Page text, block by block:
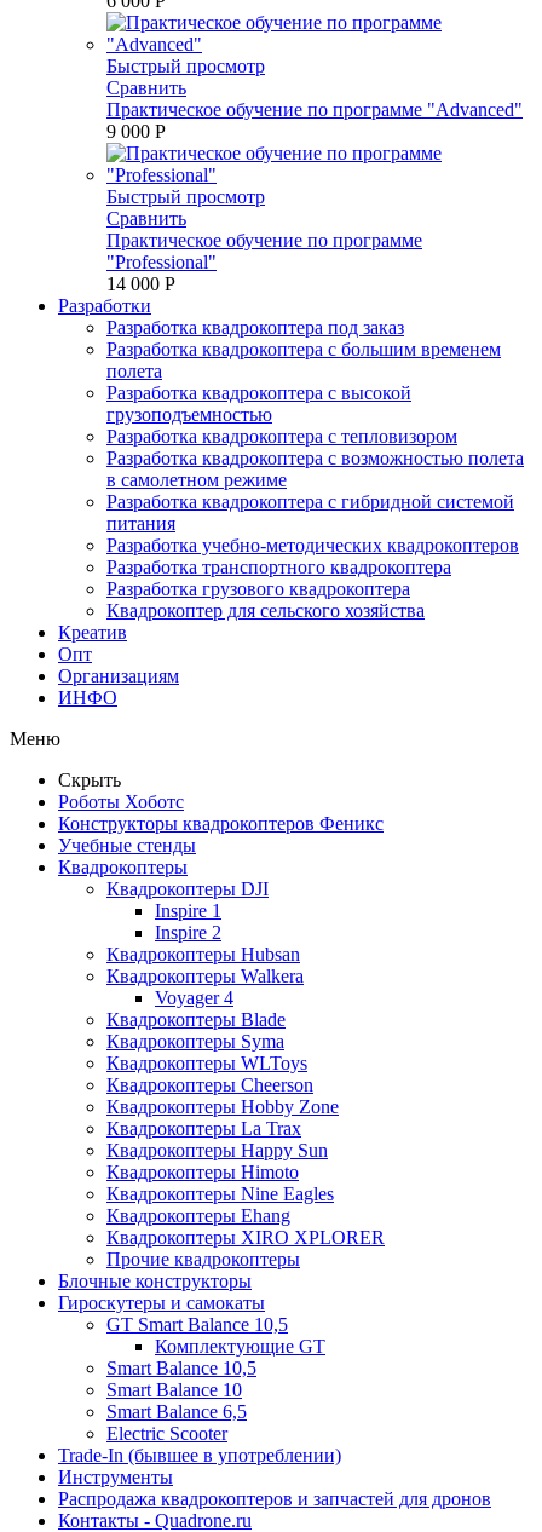
Быстрый просмотр
Сравнить
Практическое обучение по программе "Advanced"
9 000 P
Быстрый просмотр
Сравнить
Практическое обучение по программе
"Professional"
14 000 P
Разработки
Разработка квадрокоптера под заказ
Разработка квадрокоптера с большим временем
полета
Разработка квадрокоптера с высокой
грузоподъемностью
Разработка квадрокоптера с тепловизором
Разработка квадрокоптера с возможностью полета
в самолетном режиме
Разработка квадрокоптера с гибридной системой
питания
Разработка учебно-методических квадрокоптеров
Разработка транспортного квадрокоптера
Разработка грузового квадрокоптера
Квадрокоптер для сельского хозяйства
Креатив
Опт
Организациям
ИНФО
Меню
Скрыть
Роботы Хоботс
Конструкторы квадрокоптеров Феникс
Учебные стенды
Квадрокоптеры
Квадрокоптеры DJI
Inspire 1
Inspire 2
Квадрокоптеры Hubsan
Квадрокоптеры Walkera
Voyager 4
Квадрокоптеры Blade
Квадрокоптеры Syma
Квадрокоптеры WLToys
Квадрокоптеры Cheerson
Квадрокоптеры Hobby Zone
Квадрокоптеры La Trax
Квадрокоптеры Happy Sun
Квадрокоптеры Himoto
Квадрокоптеры Nine Eagles
Квадрокоптеры Ehang
Квадрокоптеры XIRO XPLORER
Прочие квадрокоптеры
Блочные конструкторы
Гироскутеры и самокаты
GT Smart Balance 10,5
Комплектующие GT
Smart Balance 10,5
Smart Balance 10
Smart Balance 6,5
Electric Scooter
Trade-In (бывшее в употреблении)
Инструменты
Распродажа квадрокоптеров и запчастей для дронов
Контакты - Quadrone.ru